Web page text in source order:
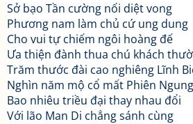
Sở bạo Tần cường nối diệt vong
Phương nam làm chủ cứ ung dung
Cho vui tự chiếm ngôi hoàng đế
Ưa thiện đành thua chú khách
Trăm thước đài cao nghiêng Lĩnh
Nghìn năm mộ cổ mất Phiên Ngung
Bao nhiêu triều đại thay nhau đổi
Với lão Man Di chẳng sánh cùng